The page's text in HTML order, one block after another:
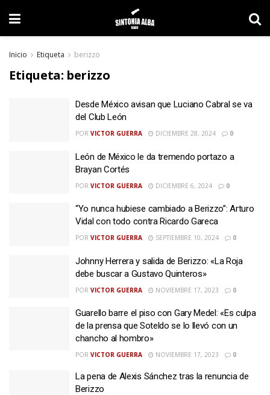
Inicio Etiqueta berizzo
Etiqueta: berizzo
Desde México avisan que Luciano Cabral se va
del Club León
POR VICTOR GUERRA DICIEMBRE 28, 2024 0
León de México le da tremendo portazo a
Brayan Cortés
POR VICTOR GUERRA DICIEMBRE 6, 2024 0
“Yo nunca hubiese cambiado a Berizzo”: Arturo
Vidal con todo contra Ricardo Gareca
POR VICTOR GUERRA SEPTIEMBRE 10, 2024 0
Johnny Herrera y salida de Berizzo: «La Roja
debe buscar a Gustavo Quinteros»
POR VICTOR GUERRA NOVIEMBRE 17, 2023 0
Guarello barre el piso con Gary Medel: «Es culpa
de la prensa que Soteldo se lo llevó con un
chancho al hombro»
POR VICTOR GUERRA NOVIEMBRE 17, 2023 0
La pena de Alexis Sánchez tras la renuncia de
Berizzo